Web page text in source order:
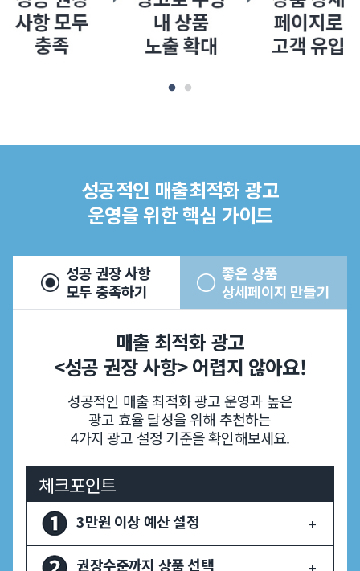
성공적인 매출최적화 광고
운영을 위한 핵심 가이드
성공 권장 사항
모두 충족하기
좋은 상품
상세페이지 만들기
매출 최적화 광고
<성공 권장 사항> 어렵지 않아요!
성공적인 매출 최적화 광고 운영과 높은
광고 효율 달성을 위해 추천하는
4가지 광고 설정 기준을 확인해보세요.
체크포인트
3만원 이상 예산 설정
권장수준까지 상품 선택